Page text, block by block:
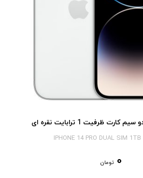
IPHONE 14 PRO DUAL SIM 1TB
0 تومان